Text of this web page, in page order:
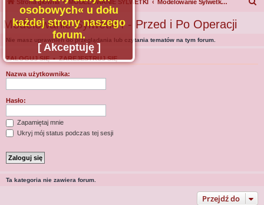
Regulamin
Zapytaj administratora
Kontakt
Strona główna MODELOWANIE SYLWETKI Modelowanie Sylwetki I - Przed i Po Operacji
Modelowanie Sylwetki I - Przed i Po Operacji
Nie masz uprawnień do przeglądania lub czytania tematów na tym forum.
ZALOGUJ SIĘ•ZAREJESTRUJ SIĘ
Nazwa użytkownika:
Hasło:
Zapamiętaj mnie
Ukryj mój status podczas tej sesji
Ta kategoria nie zawiera forum.
Przejdź do
osobowych« u dołu
każdej strony naszego
forum.
[ Akceptuję ]